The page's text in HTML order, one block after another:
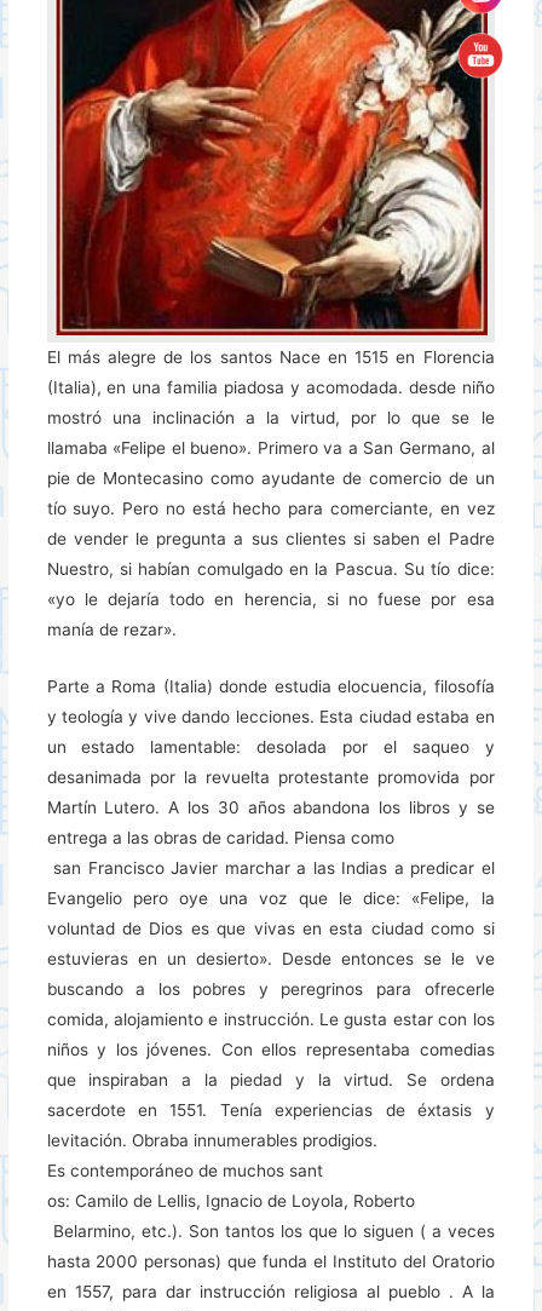
El más alegre de los santos Nace en 1515 en Florencia
(Italia), en una familia piadosa y acomodada. desde niño
mostró una inclinación a la virtud, por lo que se le
llamaba «Felipe el bueno». Primero va a San Germano, al
pie de Montecasino como ayudante de comercio de un
tío suyo. Pero no está hecho para comerciante, en vez
de vender le pregunta a sus clientes si saben el Padre
Nuestro, si habían comulgado en la Pascua. Su tío dice:
«yo le dejaría todo en herencia, si no fuese por esa
manía de rezar».
Parte a Roma (Italia) donde estudia elocuencia, filosofía
y teología y vive dando lecciones. Esta ciudad estaba en
un estado lamentable: desolada por el saqueo y
desanimada por la revuelta protestante promovida por
Martín Lutero. A los 30 años abandona los libros y se
entrega a las obras de caridad. Piensa como
san Francisco Javier marchar a las Indias a predicar el
Evangelio pero oye una voz que le dice: «Felipe, la
voluntad de Dios es que vivas en esta ciudad como si
estuvieras en un desierto». Desde entonces se le ve
buscando a los pobres y peregrinos para ofrecerle
comida, alojamiento e instrucción. Le gusta estar con los
niños y los jóvenes. Con ellos representaba comedias
que inspiraban a la piedad y la virtud. Se ordena
sacerdote en 1551. Tenía experiencias de éxtasis y
levitación. Obraba innumerables prodigios.
Es contemporáneo de muchos sant
os: Camilo de Lellis, Ignacio de Loyola, Roberto
Belarmino, etc.). Son tantos los que lo siguen ( a veces
hasta 2000 personas) que funda el Instituto del Oratorio
en 1557, para dar instrucción religiosa al pueblo . A la